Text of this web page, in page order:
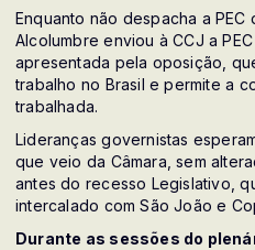
Enquanto não despacha a PEC
Alcolumbre enviou à CCJ a
apresentada pela oposição,
trabalho no Brasil e permite a
trabalhada.
Lideranças governistas
que veio da Câmara, sem
antes do recesso Legislativo,
intercalado com São João e
Durante as sessões do